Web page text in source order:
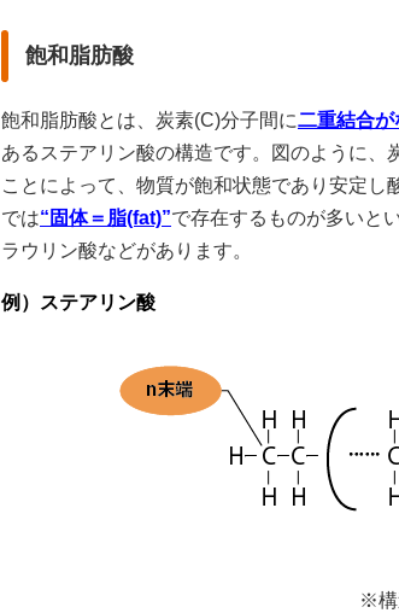
飽和脂肪酸
飽和脂肪酸とは、炭素(C)分子間に二重結合が
あるステアリン酸の構造です。図のように
ことによって、物質が飽和状態であり安定
では“固体＝脂(fat)”で存在するものが多いと
ラウリン酸などがあります。
例）ステアリン酸
※構